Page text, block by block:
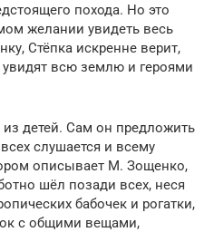
похода. Но это
желании увидеть весь
Стёпка искренне верит,
увидят всю землю и героями
детей. Сам он предложить
слушается и всему
описывает М. Зощенко,
шёл позади всех, неся
бабочек и рогатки,
с общими вещами,